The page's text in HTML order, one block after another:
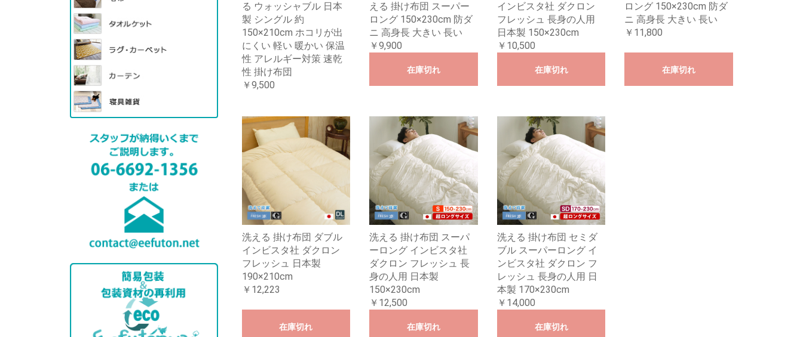
る ウォッシャブル 日本
製 シングル 約
150×210cm ホコリが出
にくい 軽い 暖かい 保温
性 アレルギー対策 速乾
性 掛け布団
￥9,500
える 掛け布団 スーパー
ロング 150×230cm 防ダ
ニ 高身長 大きい 長い
￥9,900
在庫切れ
インビスタ社 ダクロン
フレッシュ 長身の人用
日本製 150×230cm
￥10,500
在庫切れ
ロング 150×230cm 防ダ
ニ 高身長 大きい 長い
￥11,800
在庫切れ
洗える 掛け布団 ダブル
インビスタ社 ダクロン
フレッシュ 日本製
190×210cm
￥12,223
在庫切れ
洗える 掛け布団 スーパ
ーロング インビスタ社
ダクロン フレッシュ 長
身の人用 日本製
150×230cm
￥12,500
在庫切れ
洗える 掛け布団 セミダ
ブル スーパーロング イ
ンビスタ社 ダクロン フ
レッシュ 長身の人用 日
本製 170×230cm
￥14,000
在庫切れ